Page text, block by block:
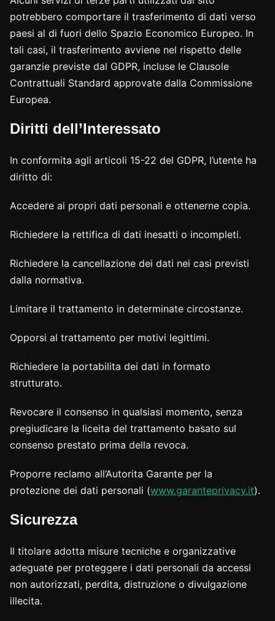
potrebbero comportare il trasferimento di dati verso
paesi al di fuori dello Spazio Economico Europeo. In
tali casi, il trasferimento avviene nel rispetto delle
garanzie previste dal GDPR, incluse le Clausole
Contrattuali Standard approvate dalla Commissione
Europea.
Diritti dell’Interessato
In conformita agli articoli 15-22 del GDPR, l’utente ha
diritto di:
Accedere ai propri dati personali e ottenerne copia.
Richiedere la rettifica di dati inesatti o incompleti.
Richiedere la cancellazione dei dati nei casi previsti
dalla normativa.
Limitare il trattamento in determinate circostanze.
Opporsi al trattamento per motivi legittimi.
Richiedere la portabilita dei dati in formato
strutturato.
Revocare il consenso in qualsiasi momento, senza
pregiudicare la liceita del trattamento basato sul
consenso prestato prima della revoca.
Proporre reclamo all’Autorita Garante per la
protezione dei dati personali (www.garanteprivacy.it).
Sicurezza
Il titolare adotta misure tecniche e organizzative
adeguate per proteggere i dati personali da accessi
non autorizzati, perdita, distruzione o divulgazione
illecita.